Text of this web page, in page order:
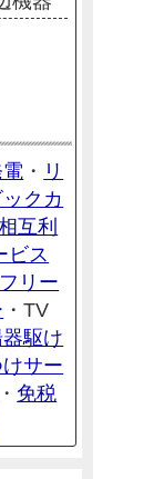
・ リ
ックカ
互利
ビス
リー
・TV
駆け
サー
・ 免税